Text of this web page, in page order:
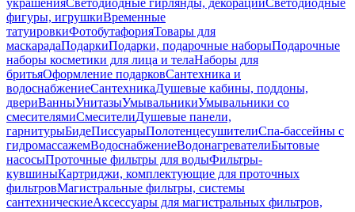
украшенияСветодиодные гирлянды, декорацииСветодиодные
фигуры, игрушкиВременные
татуировкиФотобутафорияТовары для
маскарадаПодаркиПодарки, подарочные наборыПодарочные
наборы косметики для лица и телаНаборы для
бритьяОформление подарковСантехника и
водоснабжениеСантехникаДушевые кабины, поддоны,
двериВанныУнитазыУмывальникиУмывальники со
смесителямиСмесителиДушевые панели,
гарнитурыБидеПиссуарыПолотенцесушителиСпа-бассейны с
гидромассажемВодоснабжениеВодонагревателиБытовые
насосыПроточные фильтры для водыФильтры-
кувшиныКартриджи, комплектующие для проточных
фильтровМагистральные фильтры, системы
сантехническиеАксессуары для магистральных фильтров,